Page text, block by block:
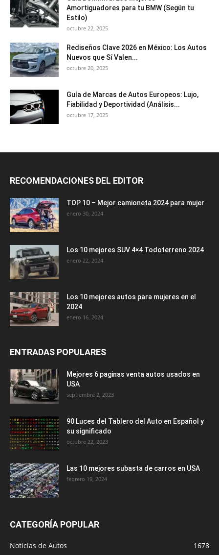
Amortiguadores para tu BMW (Según tu
Estilo)
octubre 22, 2025
Rediseños Clave 2026 en México: Los Autos
Nuevos que Sí Valen...
octubre 20, 2025
Guía de Marcas de Autos Europeos: Lujo,
Fiabilidad y Deportividad (Análisis...
octubre 17, 2025
RECOMENDACIONES DEL EDITOR
TOP 10 – Mejor camioneta 2024 para mujer
enero 30, 2024
Los 10 mejores SUV 4×4 Todoterreno 2024
enero 22, 2024
Los 10 mejores autos para mujeres en el
2024
enero 16, 2024
ENTRADAS POPULARES
Mejores 6 paginas venta autos usados en
USA
septiembre 2, 2023
90 Luces del Tablero del Auto en Español y
su significado
octubre 22, 2023
Las 10 mejores subasta de carros en USA
febrero 19, 2024
CATEGORÍA POPULAR
Noticias de Autos
1678